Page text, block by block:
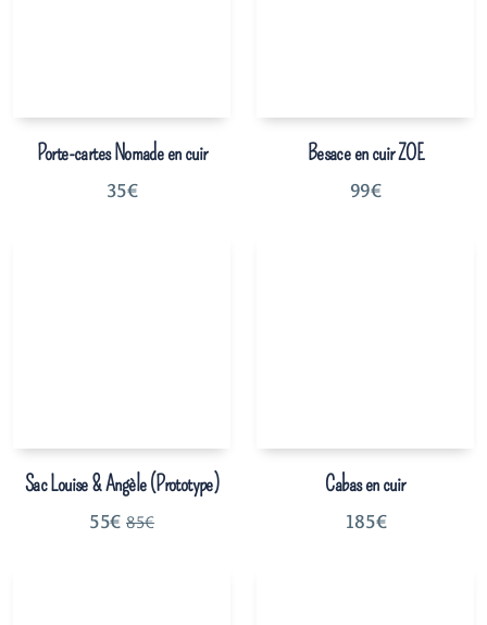
Porte-cartes Nomade en cuir
35€
Besace en cuir ZOE
99€
Sac Louise & Angèle (Prototype)
55€ 85€
Cabas en cuir
185€